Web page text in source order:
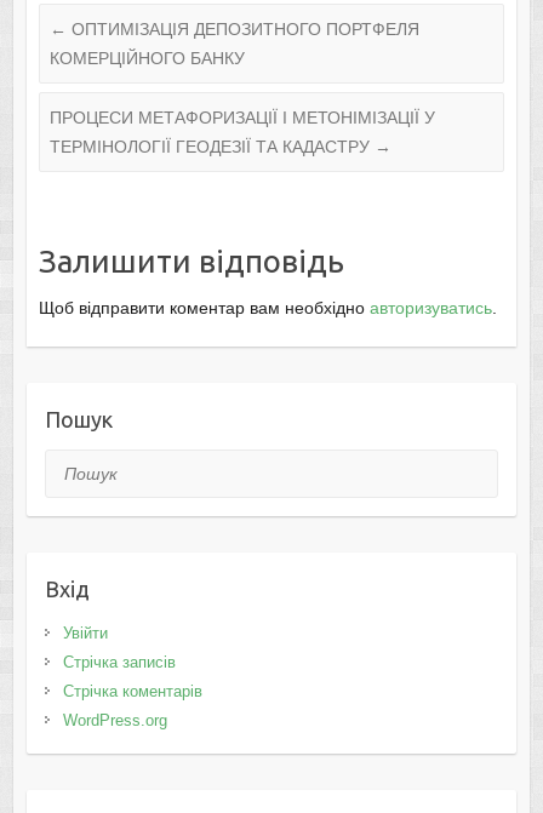
← ОПТИМІЗАЦІЯ ДЕПОЗИТНОГО ПОРТФЕЛЯ
КОМЕРЦІЙНОГО БАНКУ
ПРОЦЕСИ МЕТАФОРИЗАЦІЇ І МЕТОНІМІЗАЦІЇ У
ТЕРМІНОЛОГІЇ ГЕОДЕЗІЇ ТА КАДАСТРУ →
Залишити відповідь
Щоб відправити коментар вам необхідно авторизуватись.
Пошук
Пошук
Вхід
Увійти
Стрічка записів
Стрічка коментарів
WordPress.org